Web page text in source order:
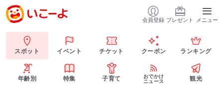
会員登録 プレゼント メニュー
スポット イベント チケット クーポン ランキング
年齢別 特集 子育て
おでかけ
ニュース
観光